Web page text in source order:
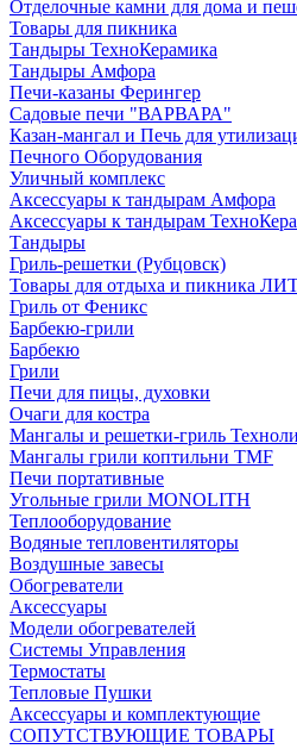
Отделочные камни для дома и
Товары для пикника
Тандыры ТехноКерамика
Тандыры Амфора
Печи-казаны Ферингер
Садовые печи "ВАРВАРА"
Казан-мангал и Печь для
Печного Оборудования
Уличный комплекс
Аксессуары к тандырам Амфора
Аксессуары к тандырам
Тандыры
Гриль-решетки (Рубцовск)
Товары для отдыха и пикника
Гриль от Феникс
Барбекю-грили
Барбекю
Грили
Печи для пицы, духовки
Очаги для костра
Мангалы и решетки-гриль
Мангалы грили коптильни TMF
Печи портативные
Угольные грили MONOLITH
Теплооборудование
Водяные тепловентиляторы
Воздушные завесы
Обогреватели
Аксессуары
Модели обогревателей
Системы Управления
Термостаты
Тепловые Пушки
Аксессуары и комплектующие
СОПУТСТВУЮЩИЕ ТОВАРЫ